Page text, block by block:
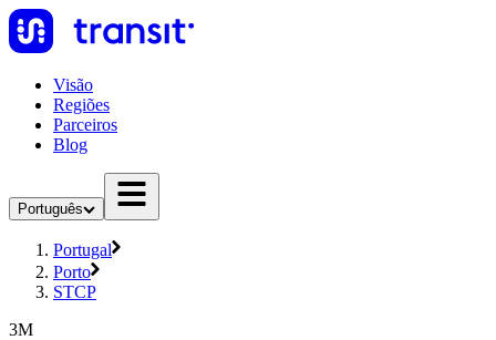
Visão
Regiões
Parceiros
Blog
Português
Portugal
Porto
STCP
3M